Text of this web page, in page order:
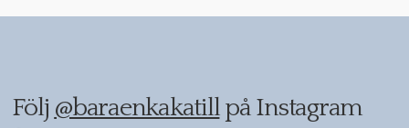
Följ @baraenkakatillpå Instagram